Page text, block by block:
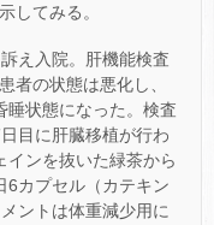
してみる。
え入院。肝機能検査
者の状態は悪化し、
睡状態になった。検査
目に肝臓移植が行わ
インを抜いた緑茶から
6カプセル（カテキン
ントは体重減少用に